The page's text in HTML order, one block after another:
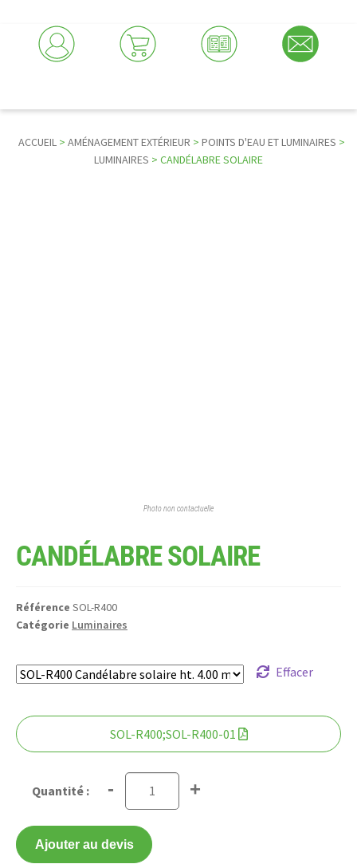
ACCUEIL> AMÉNAGEMENT EXTÉRIEUR > POINTS D'EAU ET LUMINAIRES >
LUMINAIRES > CANDÉLABRE SOLAIRE
Photo non contactuelle
CANDÉLABRE SOLAIRE
Référence SOL-R400
Catégorie Luminaires
Effacer
SOL-R400;SOL-R400-01
- +
Ajouter au devis